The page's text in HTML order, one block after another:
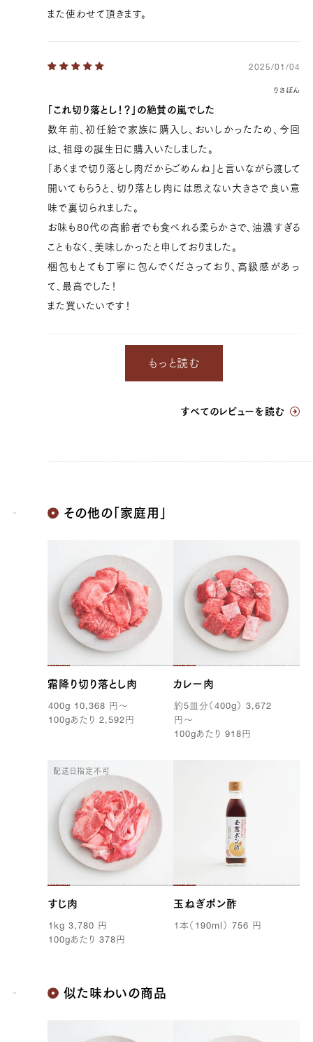
また使わせて頂きます。
2025/01/04
りさぽん
「これ切り落とし！？」の絶賛の嵐でした
数年前、初任給で家族に購入し、おいしかったため、今回
は、祖母の誕生日に購入いたしました。
「あくまで切り落とし肉だからごめんね」と言いながら渡して
開いてもらうと、切り落とし肉には思えない大きさで良い意
味で裏切られました。
お味も80代の高齢者でも食べれる柔らかさで、油濃すぎる
こともなく、美味しかったと申しておりました。
梱包もとても丁寧に包んでくださっており、高級感があっ
て、最高でした！
また買いたいです！
もっと読む
すべてのレビューを読む
その他の「家庭用」
霜降り切り落とし肉
400g 10,368 円 〜
100g あたり 2,592 円
カレー肉
約5皿分（400g ） 3,672
円 〜
100g あたり918 円
配送日指定不可
すじ肉
1kg 3,780 円
100g あたり 378 円
玉ねぎポン酢
1本（ 190ml ） 756 円
似た味わいの商品